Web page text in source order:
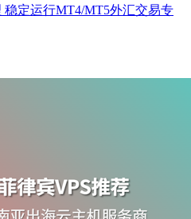
稳定运行MT4/MT5外汇交易专